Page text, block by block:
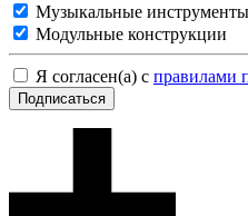
Музыкальные инструменты
Модульные конструкции
Я согласен(а) с правилами
Подписаться